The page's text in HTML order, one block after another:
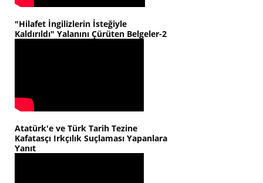
"Hilafet İngilizlerin İsteğiyle
Kaldırıldı" Yalanını Çürüten Belgeler-2
Atatürk'e ve Türk Tarih Tezine
Kafatasçı Irkçılık Suçlaması Yapanlara
Yanıt